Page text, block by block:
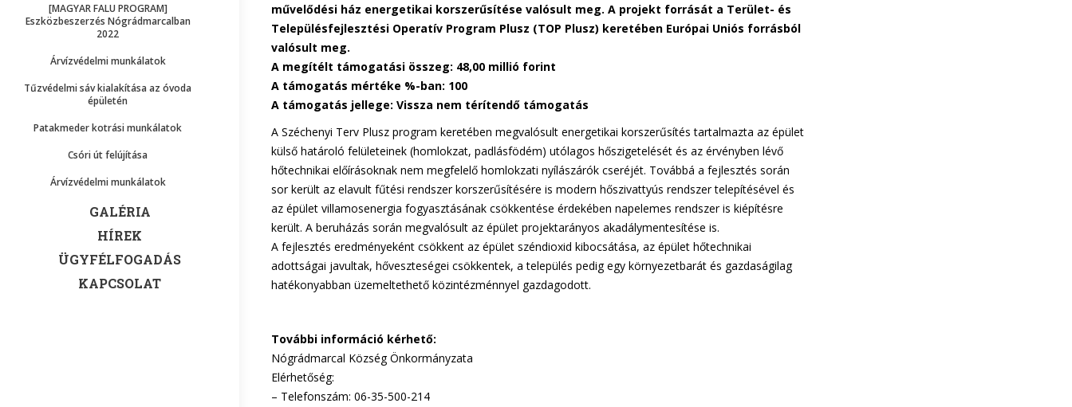
[MAGYAR FALU PROGRAM]
Eszközbeszerzés Nógrádmarcalban
2022
Árvízvédelmi munkálatok
Tűzvédelmi sáv kialakítása az óvoda
épületén
Patakmeder kotrási munkálatok
Csóri út felújítása
Árvízvédelmi munkálatok
GALÉRIA
HÍREK
ÜGYFÉLFOGADÁS
KAPCSOLAT
művelődési ház energetikai korszerűsítése valósult meg. A projekt forrását a Terület- és
Településfejlesztési Operatív Program Plusz (TOP Plusz) keretében Európai Uniós forrásból
valósult meg.
A megítélt támogatási összeg: 48,00 millió forint
A támogatás mértéke %-ban: 100
A támogatás jellege: Vissza nem térítendő támogatás
A Széchenyi Terv Plusz program keretében megvalósult energetikai korszerűsítés tartalmazta az épület
külső határoló felületeinek (homlokzat, padlásfödém) utólagos hőszigetelését és az érvényben lévő
hőtechnikai előírásoknak nem megfelelő homlokzati nyílászárók cseréjét. Továbbá a fejlesztés során
sor került az elavult fűtési rendszer korszerűsítésére is modern hőszivattyús rendszer telepítésével és
az épület villamosenergia fogyasztásának csökkentése érdekében napelemes rendszer is kiépítésre
került. A beruházás során megvalósult az épület projektarányos akadálymentesítése is.
A fejlesztés eredményeként csökkent az épület széndioxid kibocsátása, az épület hőtechnikai
adottságai javultak, hőveszteségei csökkentek, a település pedig egy környezetbarát és gazdaságilag
hatékonyabban üzemeltethető közintézménnyel gazdagodott.
További információ kérhető:
Nógrádmarcal Község Önkormányzata
Elérhetőség:
– Telefonszám: 06-35-500-214